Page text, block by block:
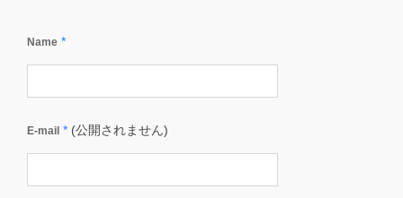
Name *
E-mail * (公開されません)